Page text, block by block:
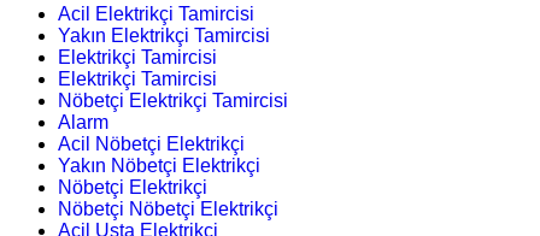
Acil Elektrikçi Tamircisi
Yakın Elektrikçi Tamircisi
Elektrikçi Tamircisi
Elektrikçi Tamircisi
Nöbetçi Elektrikçi Tamircisi
Alarm
Acil Nöbetçi Elektrikçi
Yakın Nöbetçi Elektrikçi
Nöbetçi Elektrikçi
Nöbetçi Nöbetçi Elektrikçi
Acil Usta Elektrikçi